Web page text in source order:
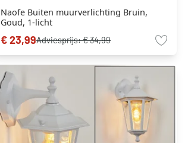
Naofe Buiten muurverlichting Bruin,
Goud, 1-licht
€ 23,99Adviesprijs:€ 34,99